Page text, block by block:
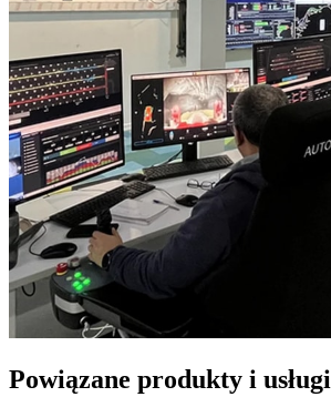
Powiązane produkty i usługi